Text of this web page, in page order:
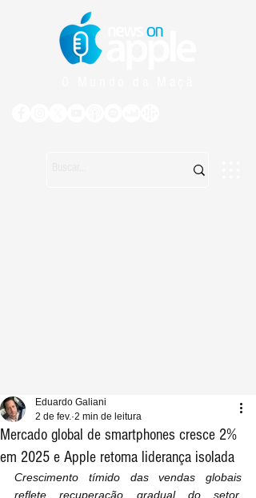
Mercado global de smartphones cresce 2%
em 2025 e Apple retoma liderança isolada
Eduardo Galiani
2 de fev. 2 min de leitura
Crescimento tímido das vendas globais
reflete recuperação gradual do setor,